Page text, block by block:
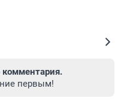
комментария.
первым!